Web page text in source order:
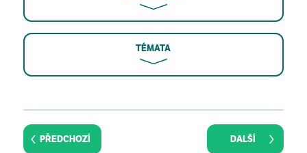
TÉMATA
bisphosphonate-related osteonecrosis of the jaw in
oncologic patients: a challenging problem.
PŘEDCHOZÍ DALŠÍ